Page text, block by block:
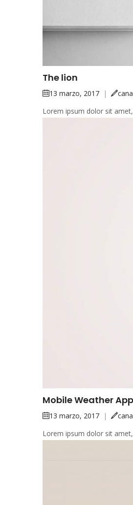
The lion
13 marzo, 2017 |
Lorem ipsum dolor sit
Mobile Weather App
13 marzo, 2017 |
Lorem ipsum dolor sit